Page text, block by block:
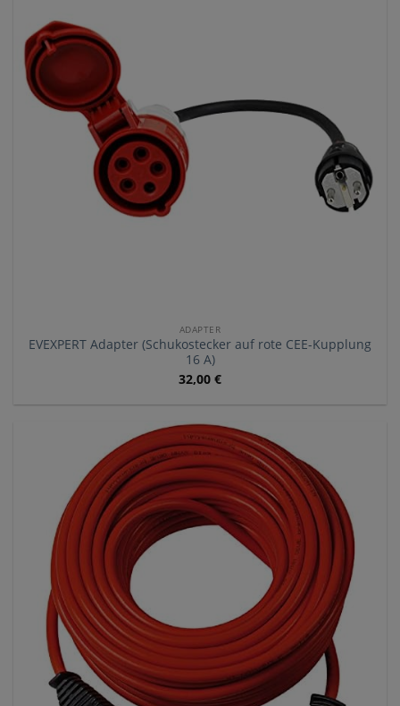
ADAPTER
EVEXPERT Adapter (Schukostecker auf rote CEE-Kupplung
16 A)
32,00 €